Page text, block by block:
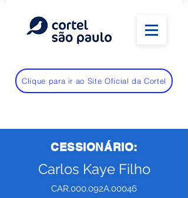
Clique para ir ao Site Oficial da Cortel
CESSIONÁRIO:
Carlos Kaye Filho
CAR.000.092A.00046